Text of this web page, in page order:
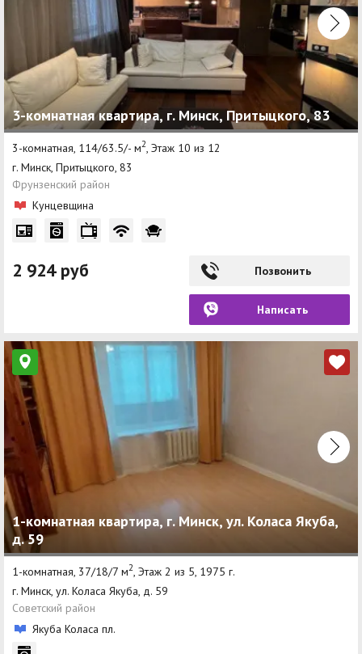
3-комнатная квартира, г. Минск, Притыцкого, 83
3-комнатная, 114/63.5/- м2 , Этаж 10 из 12
г. Минск, Притыцкого, 83
Фрунзенский район
Кунцевщина
2 924 руб Позвонить
Написать
1-комнатная квартира, г. Минск, ул. Коласа Якуба,
д. 59
1-комнатная, 37/18/7 м2, Этаж 2 из 5, 1975 г.
г. Минск, ул. Коласа Якуба, д. 59
Советский район
Якуба Коласа пл.